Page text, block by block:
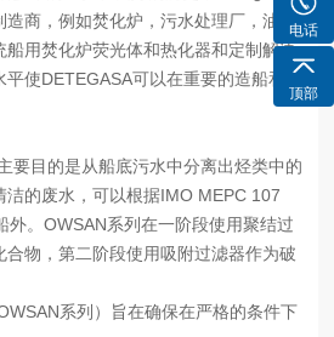
造商，例如焚化炉，污水处理厂，油水
船用焚化炉荧光体和热化器和定制解决
使DETEGASA可以在重要的造船和修
要目的是从船底污水中分离出烃类中的
洁的废水，可以根据IMO MEPC 107
外。OWSAN系列在一阶段使用聚结过
物，第二阶段使用吸附过滤器作为破
系列）旨在确保在严格的条件下
电话
顶部